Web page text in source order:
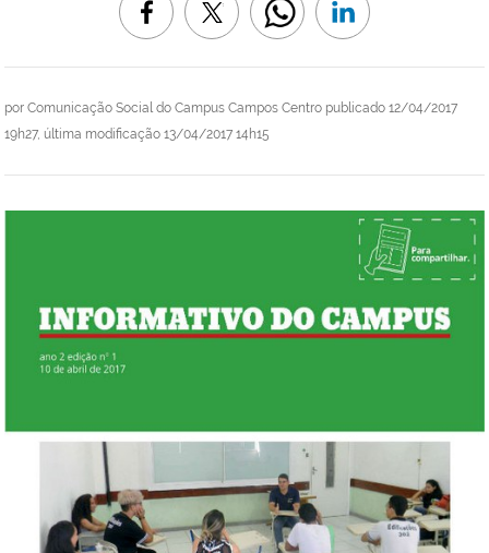
por Comunicação Social do Campus Campos Centro publicado 12/04/2017
19h27, última modificação 13/04/2017 14h15